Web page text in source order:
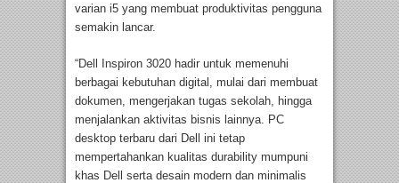
varian i5 yang membuat produktivitas pengguna
semakin lancar.
“Dell Inspiron 3020 hadir untuk memenuhi
berbagai kebutuhan digital, mulai dari membuat
dokumen, mengerjakan tugas sekolah, hingga
menjalankan aktivitas bisnis lainnya. PC
desktop terbaru dari Dell ini tetap
mempertahankan kualitas durability mumpuni
khas Dell serta desain modern dan minimalis